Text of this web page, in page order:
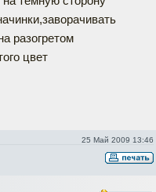
разогретом
цвет
25 Май 2009 13:46